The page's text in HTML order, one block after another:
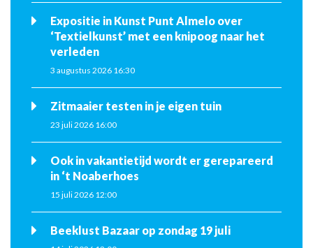
Expositie in Kunst Punt Almelo over
‘Textielkunst’ met een knipoog naar het
verleden
3 augustus 2026 16:30
Zitmaaier testen in je eigen tuin
23 juli 2026 16:00
Ook in vakantietijd wordt er gerepareerd
in ‘t Noaberhoes
15 juli 2026 12:00
Beeklust Bazaar op zondag 19 juli